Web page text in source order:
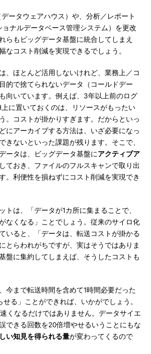
ータウェアハウス）や、分析／レポート
ョナルデータベース管理システム）を更改
らもビッグデータ基盤に統合してしまえ
なコスト削減を実現できるでしょう。
、ほとんど活用しないけれど、業務上／コ
的で捨てられないデータ（コールドデー
向いています。例えば、3年以上前のログ
に置いておくのは、リソースがもったい
。コストが掛かりすぎます。だからといっ
にアーカイブする方法は、いざ必要になっ
きないといった課題が残ります。そこで、
ータは、ビッグデータ基盤にアクティブア
ておき、ファイルのフルスキャンで取り出
。利便性を損ねずにコスト削減を実現でき
は、「データが1カ所に集まることで、
なくなる」ことでしょう。従来のサイロ化
いると、「データは、転送コストが掛かる
とらわれがちですが、実はそうではありま
盤に集約してしまえば、そうしたコストも
今まで転送時間を含めて1時間必要だった
る」ことができれば、いかがでしょう。
くなるだけではありません。データサイエ
できる回数を20倍増やせるいうことにもな
い知見を得られる量が変わってくるので